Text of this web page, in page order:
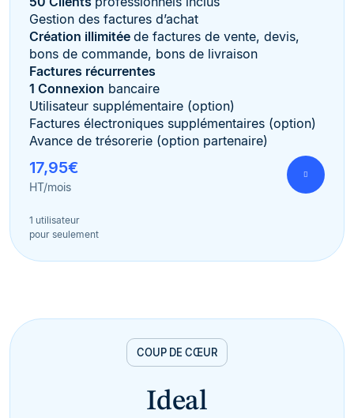
Gestion des factures d’achat
Création illimitée de factures de vente, devis,
bons de commande, bons de livraison
Factures récurrentes
1 Connexion bancaire
Utilisateur supplémentaire (option)
Factures électroniques supplémentaires (option)
Avance de trésorerie (option partenaire)
17,95€
HT/mois
1 utilisateur
pour seulement
COUP DE CŒUR
Ideal